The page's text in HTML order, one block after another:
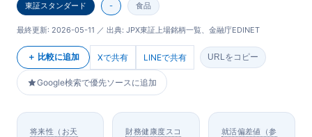
東証スタンダード - 食品
最終更新: 2026-05-11 ／ 出典: JPX東証上場銘柄一覧、金融庁EDINET
＋ 比較に追加 Xで共有 LINEで共有 URLをコピー
Google検索で優先ソースに追加
将来性（お天
財務健康度スコ
就活偏差値（参